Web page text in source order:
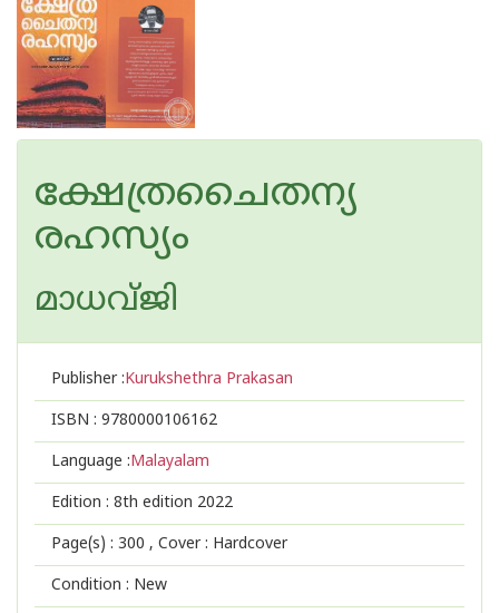
ക്ഷേത്രചൈതന്യ
രഹസ്യം
മാധവ്ജി
Publisher :Kurukshethra Prakasan
ISBN : 9780000106162
Language :Malayalam
Edition : 8th edition 2022
Page(s) : 300 , Cover : Hardcover
Condition : New